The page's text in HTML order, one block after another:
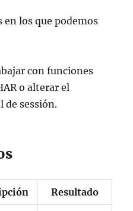
en los que podemos
con funciones
o alterar el
sessión.
Resultado